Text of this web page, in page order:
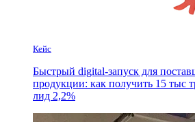
Кейс
Быстрый digital-запуск для
продукции: как получить 15 тыс
лид 2,2%